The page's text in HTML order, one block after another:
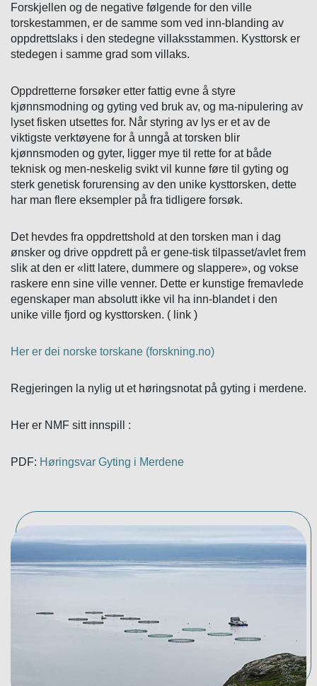
Forskjellen og de negative følgende for den ville
torskestammen, er de samme som ved inn-blanding av
oppdrettslaks i den stedegne villaksstammen. Kysttorsk er
stedegen i samme grad som villaks.
Oppdretterne forsøker etter fattig evne å styre
kjønnsmodning og gyting ved bruk av, og ma-nipulering av
lyset fisken utsettes for. Når styring av lys er et av de
viktigste verktøyene for å unngå at torsken blir
kjønnsmoden og gyter, ligger mye til rette for at både
teknisk og men-neskelig svikt vil kunne føre til gyting og
sterk genetisk forurensing av den unike kysttorsken, dette
har man flere eksempler på fra tidligere forsøk.
Det hevdes fra oppdrettshold at den torsken man i dag
ønsker og drive oppdrett på er gene-tisk tilpasset/avlet frem
slik at den er «litt latere, dummere og slappere», og vokse
raskere enn sine ville venner. Dette er kunstige fremavlede
egenskaper man absolutt ikke vil ha inn-blandet i den
unike ville fjord og kysttorsken. ( link )
Her er dei norske torskane (forskning.no)
Regjeringen la nylig ut et høringsnotat på gyting i merdene.
Her er NMF sitt innspill :
PDF: Høringsvar Gyting i Merdene